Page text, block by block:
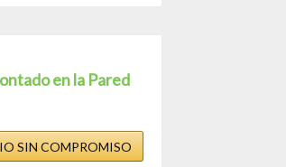
en la Pared
SIN COMPROMISO